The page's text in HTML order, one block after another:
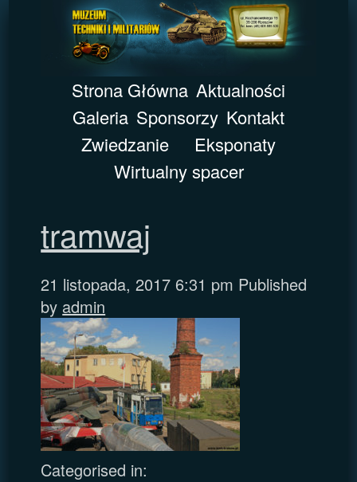
Strona Główna Aktualności
Galeria Sponsorzy Kontakt
Zwiedzanie
Eksponaty
Wirtualny spacer
tramwaj
21 listopada, 2017 6:31 pm Published
by admin
Categorised in: